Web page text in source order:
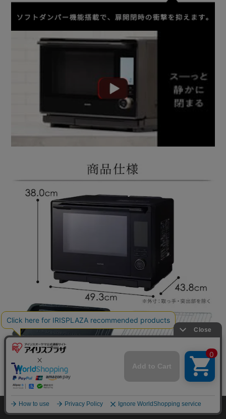
HOME 探す ログイン お気に入り お知らせ